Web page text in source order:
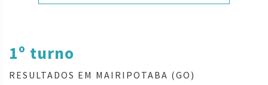
1º turno
RESULTADOS EM MAIRIPOTABA (GO)